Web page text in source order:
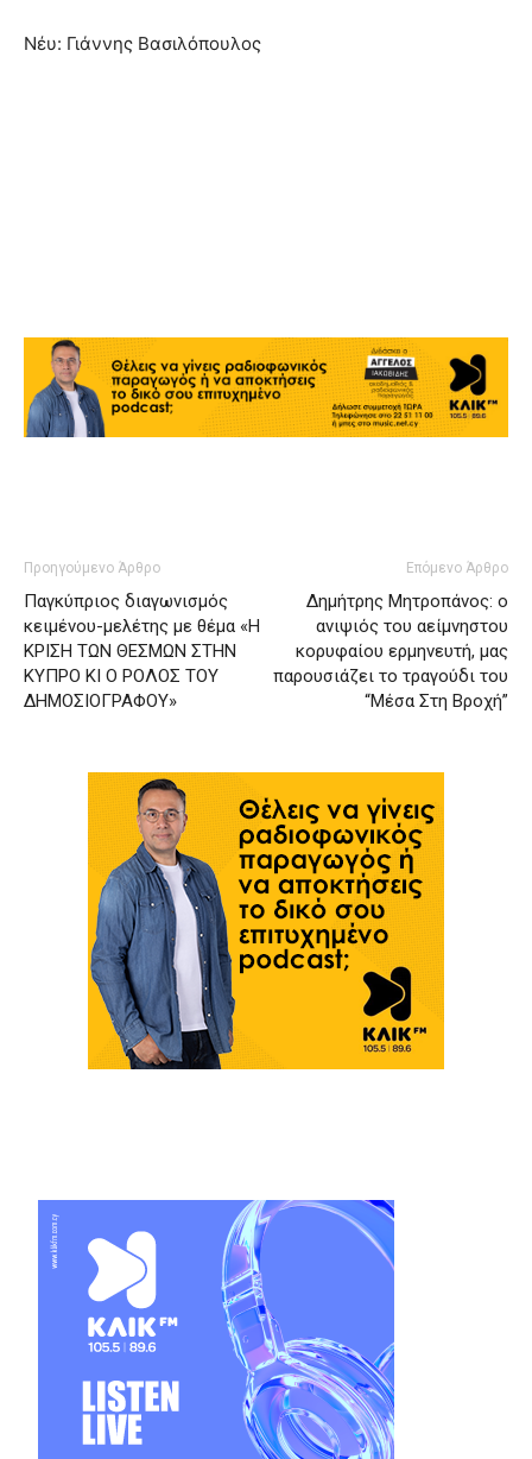
Νέυ: Γιάννης Βασιλόπουλος
Προηγούμενο Άρθρο
Παγκύπριος διαγωνισμός
κειμένου-μελέτης με θέμα «Η
ΚΡΙΣΗ ΤΩΝ ΘΕΣΜΩΝ ΣΤΗΝ
ΚΥΠΡΟ ΚΙ Ο ΡΟΛΟΣ ΤΟΥ
ΔΗΜΟΣΙΟΓΡΑΦΟΥ»
Επόμενο Άρθρο
Δημήτρης Μητροπάνος: ο
ανιψιός του αείμνηστου
κορυφαίου ερμηνευτή, μας
παρουσιάζει το τραγούδι του
“Μέσα Στη Βροχή”